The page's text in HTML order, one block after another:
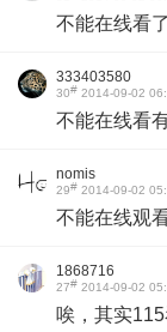
不能在线看了
333403580
30# 2014-09-02
不能在线看
nomis
29# 2014-09-02
不能在线观
1868716
27# 2014-09-02
唉，其实